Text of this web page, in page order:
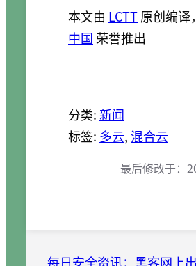
本文由 LCTT原创编译，
中国 荣誉推出
分类:新闻
标签: 多云, 混合云
最后修改于：
每日安全资讯：黑客网上